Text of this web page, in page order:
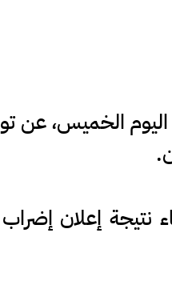
الخميس، عن
نتيجة إعلان